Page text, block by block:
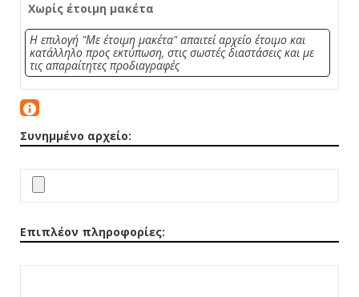
Χωρίς έτοιμη μακέτα
Η επιλογή "Με έτοιμη μακέτα" απαιτεί αρχείο έτοιμο και
κατάλληλο προς εκτύπωση, στις σωστές διαστάσεις και με
τις απαραίτητες προδιαγραφές
Συνημμένο αρχείο:
Επιπλέον πληροφορίες: